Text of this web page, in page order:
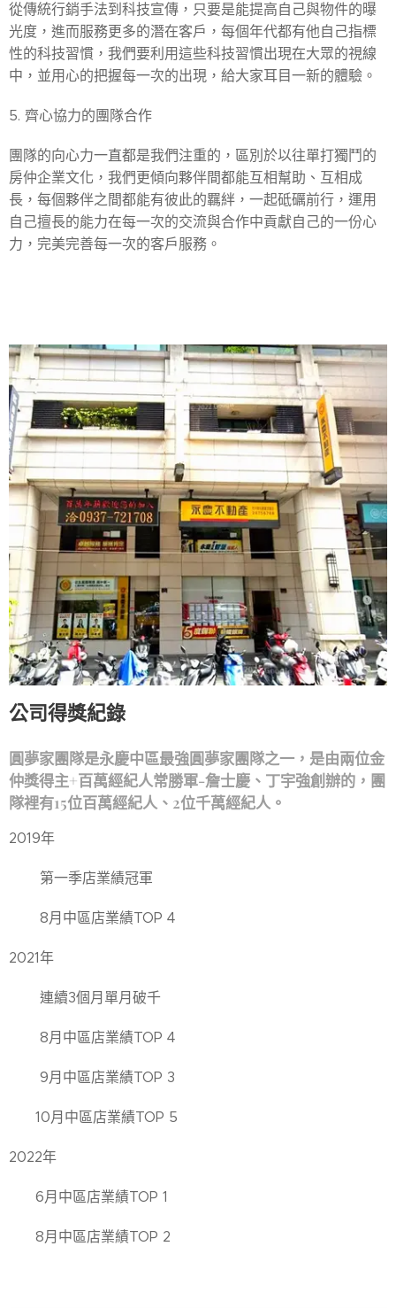
從傳統行銷手法到科技宣傳，只要是能提高自己與物件的曝
光度，進而服務更多的潛在客戶，每個年代都有他自己指標
性的科技習慣，我們要利用這些科技習慣出現在大眾的視線
中，並用心的把握每一次的出現，給大家耳目一新的體驗。
5. 齊心協力的團隊合作
團隊的向心力一直都是我們注重的，區別於以往單打獨鬥的
房仲企業文化，我們更傾向夥伴間都能互相幫助、互相成
長，每個夥伴之間都能有彼此的羈絆，一起砥礪前行，運用
自己擅長的能力在每一次的交流與合作中貢獻自己的一份心
力，完美完善每一次的客戶服務。
公司得獎紀錄
圓夢家團隊是永慶中區最強圓夢家團隊之一，是由兩位金
仲獎得主+百萬經紀人常勝軍-詹士慶、丁宇強創辦的，團
隊裡有15位百萬經紀人、2位千萬經紀人。
2019年
第一季店業績冠軍
8月中區店業績TOP 4
2021年
連續3個月單月破千
8月中區店業績TOP 4
9月中區店業績TOP 3
10月中區店業績TOP 5
2022年
6月中區店業績TOP 1
8月中區店業績TOP 2